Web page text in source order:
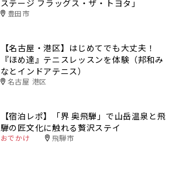
ステージ フラッグス・ザ・トヨタ」
豊田市
【名古屋・港区】はじめてでも大丈夫！
『ほめ達』テニスレッスンを体験（邦和み
なとインドアテニス）
名古屋 港区
【宿泊レポ】「界 奥飛騨」で山岳温泉と飛
騨の匠文化に触れる贅沢ステイ
おでかけ 飛騨市